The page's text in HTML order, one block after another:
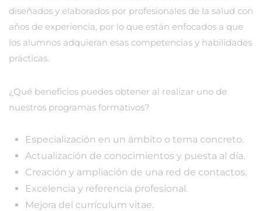
diseñados y elaborados por profesionales de la salud con
años de experiencia, por lo que están enfocados a que
los alumnos adquieran esas competencias y habilidades
prácticas.
¿Qué beneficios puedes obtener al realizar uno de
nuestros programas formativos?
Especialización en un ámbito o tema concreto.
Actualización de conocimientos y puesta al día.
Creación y ampliación de una red de contactos.
Excelencia y referencia profesional.
Mejora del currículum vitae.